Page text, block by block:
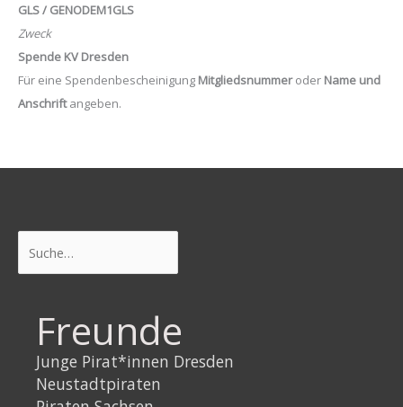
GLS / GENODEM1GLS
Zweck
Spende KV Dresden
Für eine Spendenbescheinigung Mitgliedsnummeroder Name und
Anschriftangeben.
Freunde
Junge Pirat*innen Dresden
Neustadtpiraten